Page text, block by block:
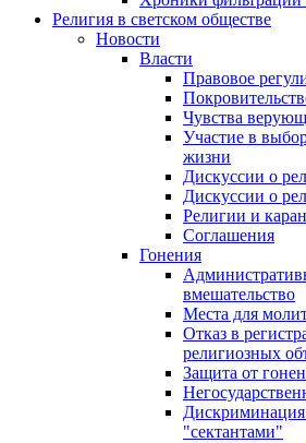
Религия в светском обществе
Новости
Власти
Правовое
Чувства
Участие в
жизни
Дискуссии о
Дискуссии о
Религии и
Соглашения
Гонения
вмешательство
Места для
Отказ в
религиозных
Защита от
Дискриминация
"сектантами"